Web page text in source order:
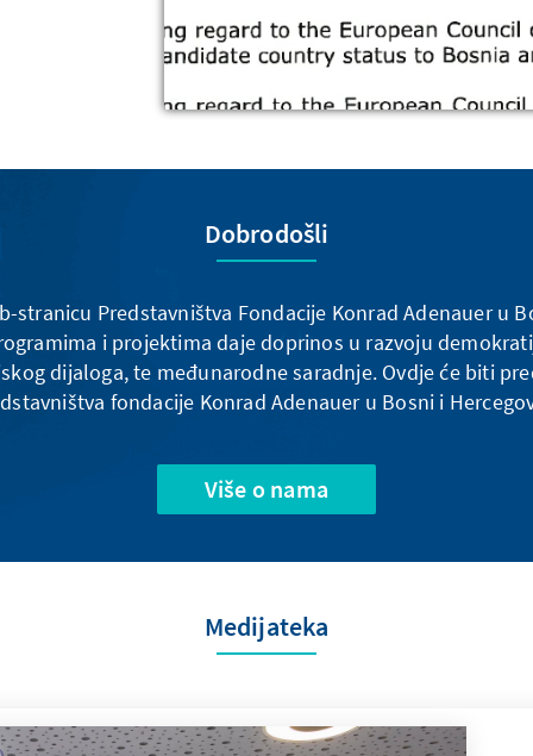
Dobrodošli
stranicu Predstavništva Fondacije Konrad Adenauer u
i projektima daje doprinos u razvoju
dijaloga, te međunarodne saradnje. Ovdje će biti
fondacije Konrad Adenauer u Bosni i
Više o nama
Medijateka